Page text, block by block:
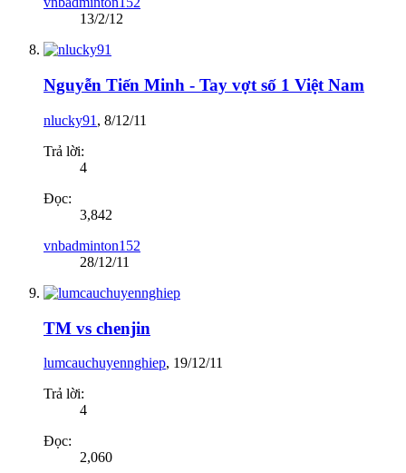
13/2/12
Nguyễn Tiến Minh - Tay vợt số 1 Việt Nam
nlucky91 , 8/12/11
Trả lời:
4
Đọc:
3,842
vnbadminton152
28/12/11
TM vs chenjin
lumcauchuyennghiep, 19/12/11
Trả lời:
4
Đọc:
2,060